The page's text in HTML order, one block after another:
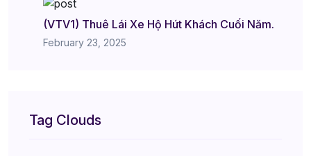
(VTV1) Thuê Lái Xe Hộ Hút Khách Cuối Năm.
February 23, 2025
Tag Clouds